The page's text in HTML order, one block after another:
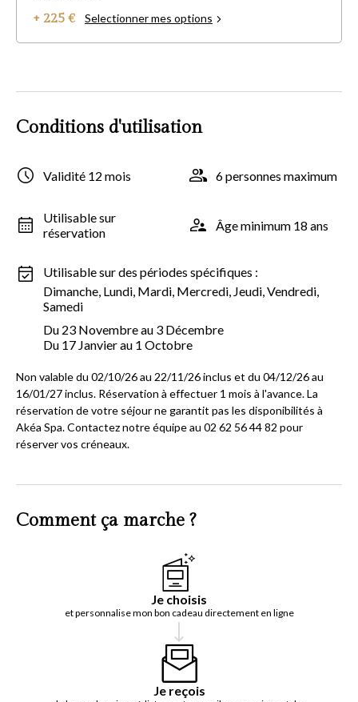
+ 225 € Selectionner mes options
Conditions d'utilisation
Validité 12 mois 6 personnes maximum
Utilisable sur
réservation
Âge minimum 18 ans
Utilisable sur des périodes spécifiques :
Dimanche, Lundi, Mardi, Mercredi, Jeudi, Vendredi,
Samedi
Du 23 Novembre au 3 Décembre
Du 17 Janvier au 1 Octobre
Non valable du 02/10/26 au 22/11/26 inclus et du 04/12/26 au
16/01/27 inclus. Réservation à effectuer 1 mois à l'avance. La
réservation de votre séjour ne garantit pas les disponibilités à
Akéa Spa. Contactez notre équipe au 02 62 56 44 82 pour
réserver vos créneaux.
Comment ça marche ?
Je choisis
et personnalise mon bon cadeau directement en ligne
Je reçois